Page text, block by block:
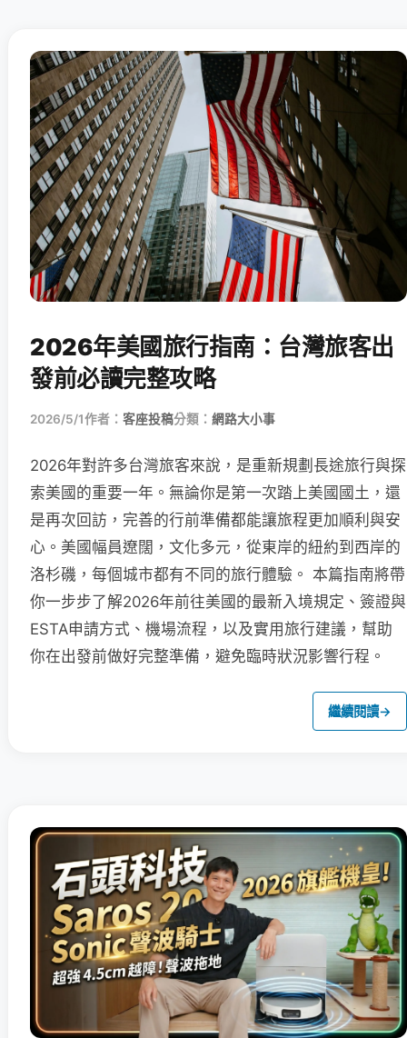
2026年美國旅行指南：台灣旅客出
發前必讀完整攻略
2026/5/1作者： 客座投稿分類： 網路大小事
2026年對許多台灣旅客來說，是重新規劃長途旅行與探
索美國的重要一年。無論你是第一次踏上美國國土，還
是再次回訪，完善的行前準備都能讓旅程更加順利與安
心。美國幅員遼闊，文化多元，從東岸的紐約到西岸的
洛杉磯，每個城市都有不同的旅行體驗。 本篇指南將帶
你一步步了解2026年前往美國的最新入境規定、簽證與
ESTA申請方式、機場流程，以及實用旅行建議，幫助
你在出發前做好完整準備，避免臨時狀況影響行程。
繼續閱讀→